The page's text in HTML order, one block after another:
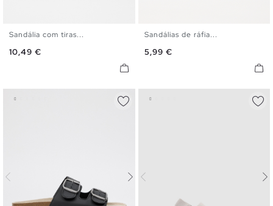
35 36 37 38
Sandália com tiras...
Preço
10,49 €
35 36 37 38
Sandálias de ráfia...
Preço
5,99 €